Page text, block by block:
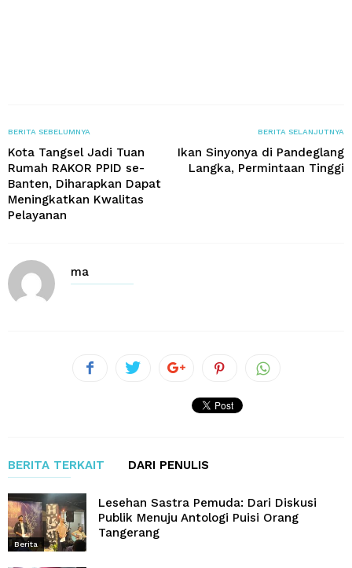
BERITA SEBELUMNYA
Kota Tangsel Jadi Tuan
Rumah RAKOR PPID se-
Banten, Diharapkan Dapat
Meningkatkan Kwalitas
Pelayanan
BERITA SELANJUTNYA
Ikan Sinyonya di Pandeglang
Langka, Permintaan Tinggi
ma
BERITA TERKAIT DARI PENULIS
Berita
Lesehan Sastra Pemuda: Dari Diskusi
Publik Menuju Antologi Puisi Orang
Tangerang